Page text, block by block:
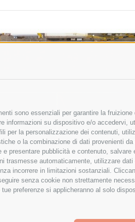
sono essenziali per garantire la
su dispositivo e/o accedervi,
la personalizzazione dei contenuti,
o la combinazione di dati provenienti
presentare pubblicità e contenuto,
automaticamente, utilizzare
incorrere in limitazioni sostanziali.
senza cookie non strettamente
preferenze si applicheranno al solo